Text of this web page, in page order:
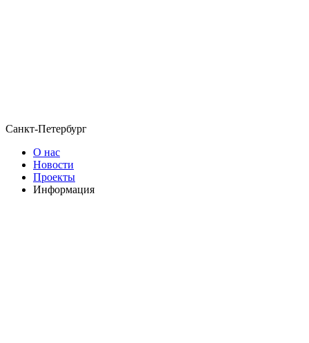
Санкт-Петербург
О нас
Новости
Проекты
Информация